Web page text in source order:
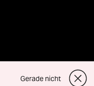
Gerade nicht